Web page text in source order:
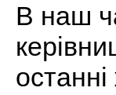
В наш